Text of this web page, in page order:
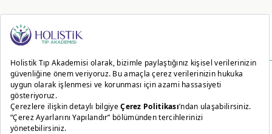
2020 © Tüm hakları Holistik Tıp Akademisi tarafından saklıdır. İzin alınmaksızın hiçbir
içerik ve görsel kullanılamaz.